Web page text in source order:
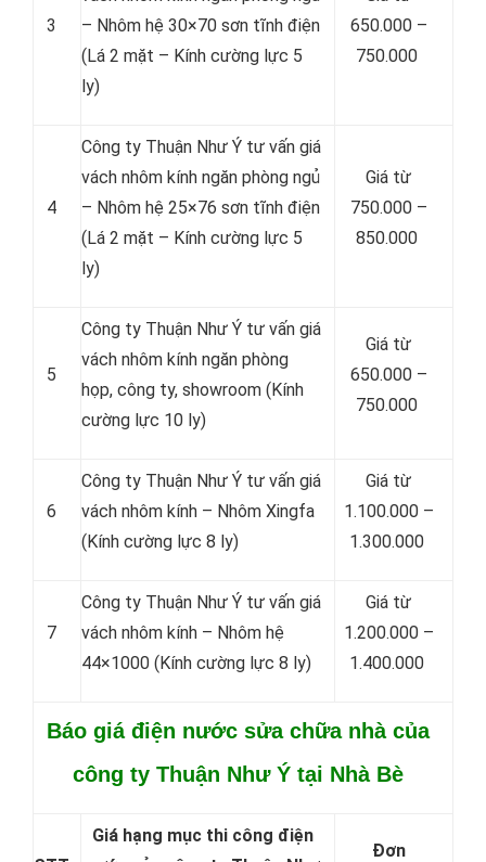
3
– Nhôm hệ 30×70 sơn tĩnh điện
(Lá 2 mặt – Kính cường lực 5
ly)
650.000 –
750.000
4
Công ty Thuận Như Ý tư vấn giá
vách nhôm kính ngăn phòng ngủ
– Nhôm hệ 25×76 sơn tĩnh điện
(Lá 2 mặt – Kính cường lực 5
ly)
Giá từ
750.000 –
850.000
5
Công ty Thuận Như Ý tư vấn giá
vách nhôm kính ngăn phòng
họp, công ty, showroom (Kính
cường lực 10 ly)
Giá từ
650.000 –
750.000
6
Công ty Thuận Như Ý tư vấn giá
vách nhôm kính – Nhôm Xingfa
(Kính cường lực 8 ly)
Giá từ
1.100.000 –
1.300.000
7
Công ty Thuận Như Ý tư vấn giá
vách nhôm kính – Nhôm hệ
44×1000 (Kính cường lực 8 ly)
Giá từ
1.200.000 –
1.400.000
Báo giá điện nước sửa chữa nhà của
công ty Thuận Như Ý tại Nhà Bè
Giá hạng mục thi công điện
Đơn